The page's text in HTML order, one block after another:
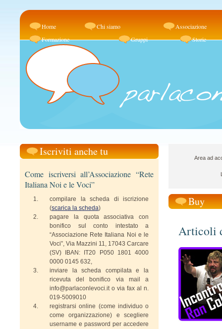
Home Chi siamo
Associazione
Formazione
Gruppi Storie
Area ad
Buy
Articoli
Iscriviti anche tu
Come iscriversi all’Associazione “Rete
Italiana Noi e le Voci”
compilare la scheda di iscrizione
(scarica la scheda)
pagare la quota associativa con
bonifico sul conto intestato a
“Associazione Rete Italiana Noi e le
Voci”, Via Mazzini 11, 17043 Carcare
(SV) IBAN: IT20 P050 1801 4000
0000 0145 632,
inviare la scheda compilata e la
ricevuta del bonifico via mail a
info@parlaconlevoci.it o via fax al n.
019-5009010
registrarsi online (come individuo o
come organizzazione) e scegliere
username e password per accedere